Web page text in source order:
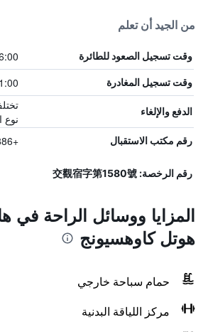
من الجيد أن تعلم
وقت تسجيل الصعود للطائرة
وقت تسجيل المغادرة
الدفع والإلغاء
نوع
رقم مكتب الاستقبال +886 7236 2323
رقم الرخصة: 交觀宿字第1580號
المزايا ووسائل الراحة في
هوتل كاوهسيونج
حمام سباحة خارجي
مركز اللياقة البدنية